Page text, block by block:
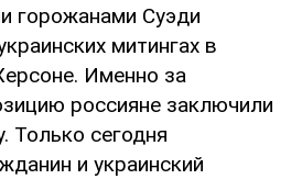
горожанами Суэди
митингах в
Именно за
россияне заключили
Только сегодня
и украинский